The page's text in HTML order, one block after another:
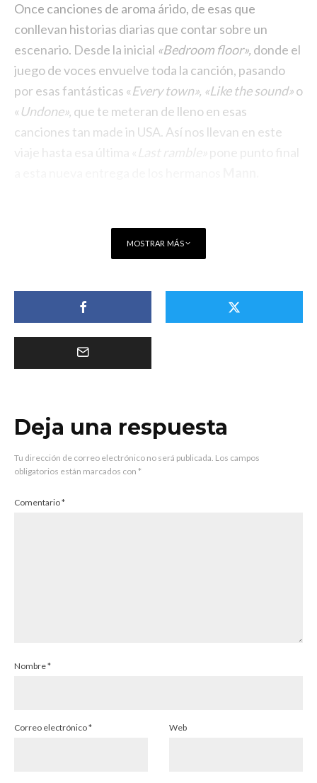
Once canciones de aroma árido, de esas que
conllevan historias diarias que contar sobre un
escenario. Desde la inicial «Bedroom floor», donde el
juego de voces envuelve toda la canción, pasando
por esas fantásticas «Every town», «Like the sound»o
« Undone», que te meteran de lleno en esas
canciones tan made in USA. Así nos llevan en este
viaje hasta esa última «
Last ramble»
pone punto final
MOSTRAR MÁS
Deja una respuesta
Tu dirección de correo electrónico no será publicada. Los campos
obligatorios están marcados con *
Comentario*
Nombre*
Correo electrónico* Web